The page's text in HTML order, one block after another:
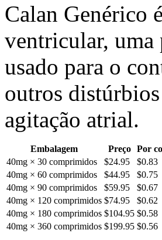
Calan Genérico
ventricular, uma
usado para o
outros
agitação atrial.
Embalagem Preço Por
40mg × 30 comprimidos
$24.95 $0.83
40mg × 60 comprimidos
$44.95 $0.75
40mg × 90 comprimidos
$59.95 $0.67
40mg × 120 comprimidos $74.95 $0.62
40mg × 180 comprimidos $104.95 $0.58
40mg × 360 comprimidos $199.95 $0.56